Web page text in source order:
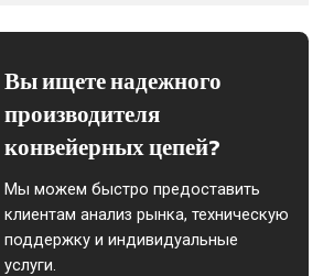
Вы ищете надежного
производителя
конвейерных цепей?
Мы можем быстро предоставить
клиентам анализ рынка, техническую
поддержку и индивидуальные
услуги.